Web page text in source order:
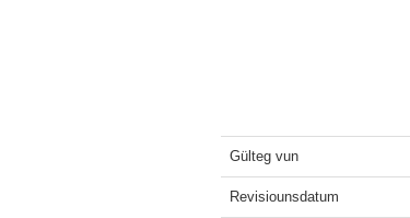
Gülteg vun
Revisiounsdatum